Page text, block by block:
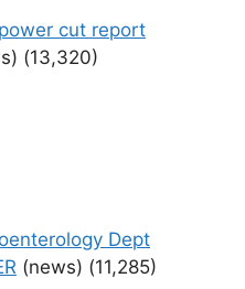
cut report
(13,320)
Dept
(news) (11,285)